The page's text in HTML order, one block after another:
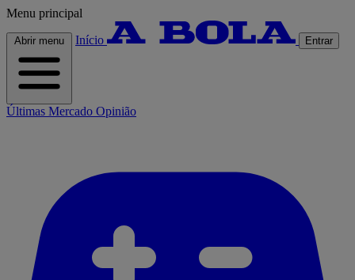
Menu principal
Abrir menu Início Entrar
Últimas Mercado Opinião